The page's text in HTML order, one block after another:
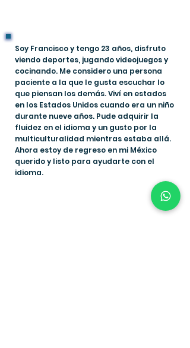
Soy Francisco y tengo 23 años, disfruto
viendo deportes, jugando videojuegos y
cocinando. Me considero una persona
paciente a la que le gusta escuchar lo
que piensan los demás. Viví en estados
en los Estados Unidos cuando era un niño
durante nueve años. Pude adquirir la
fluidez en el idioma y un gusto por la
multiculturalidad mientras estaba allá.
Ahora estoy de regreso en mi México
querido y listo para ayudarte con el
idioma.